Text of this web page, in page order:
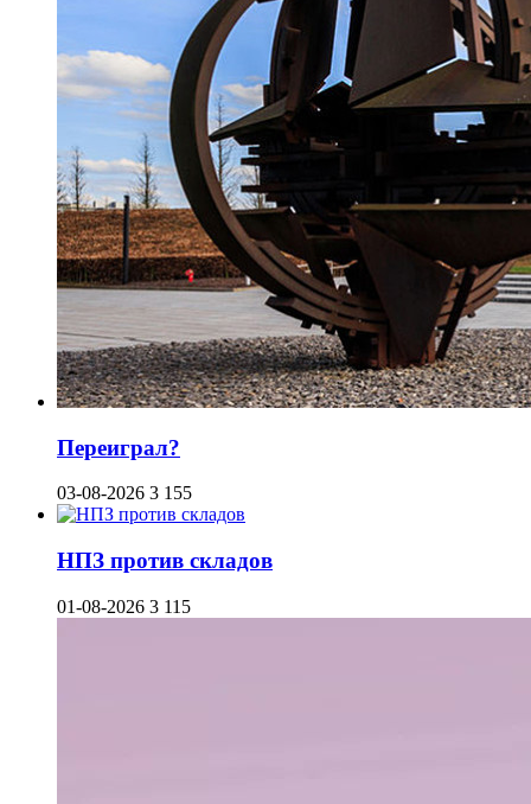
Переиграл?
03-08-2026 3 155
НПЗ против складов
01-08-2026 3 115